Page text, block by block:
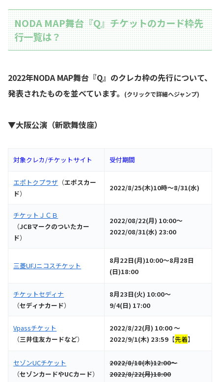
NODA MAP舞台『Q』チケットのカード枠先
行一覧は？
2022年NODA MAP舞台『Q』のクレカ枠の先行について、
発表されたものを並べています。
(クリックで詳細へジャンプ)
▼大阪公演（新歌舞伎座）
対象クレカ/チケットサイト 受付期間
エポトクプラザ （エポスカー
ド）
2022/8/25(木)10時～8/31(水)
チケットＪＣＢ
（JCBマークのついたカー
ド）
2022/08/22(月) 10:00～
2022/08/31(水) 23:00
三菱UFJニコスチケット
8月22日(月)10:00～8月28日
(日)18:00
チケットセディナ
（セディナカード）
8月23日(火) 10:00～
9/4(日) 17:00
Vpassチケット
（三井住友カードなど）
2022/8/22(月) 10:00 ～
2022/9/1(木) 23:59 【先着】
セゾンUCチケット
（セゾンカードやUCカード）
2022/8/18(木)12:00～
2022/8/22(月)18:00